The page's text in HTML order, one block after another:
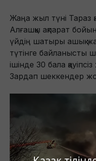
Жаңа жыл түні Тараз
Алғашқы ақпарат
үйдің шатыры ашық
түтінге байланысты
ішінде 30 бала
Зардап шеккендер